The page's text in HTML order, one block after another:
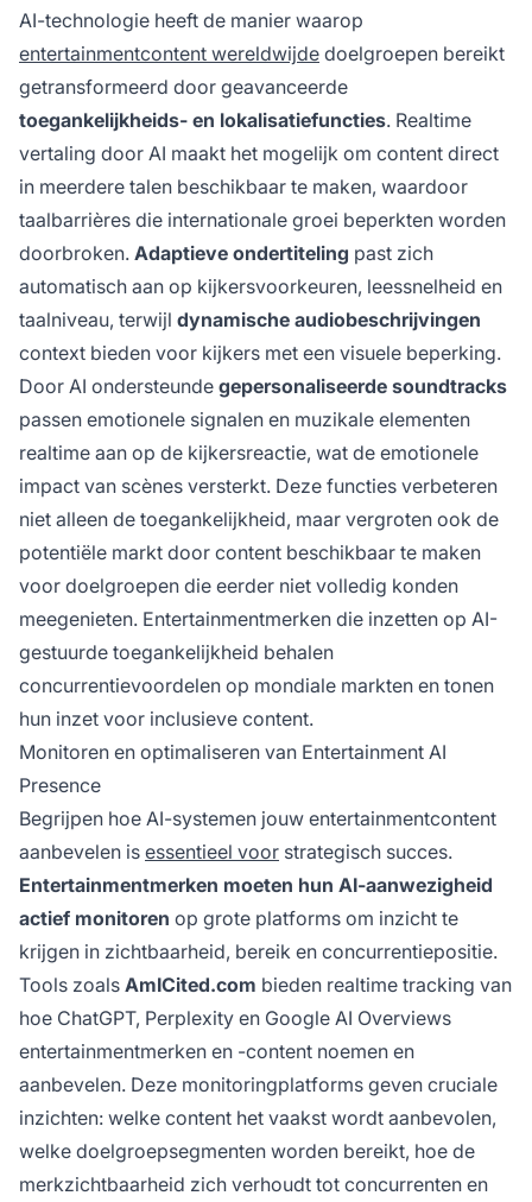
AI-technologie heeft de manier waarop
entertainmentcontent wereldwijde doelgroepen bereikt
getransformeerd door geavanceerde
toegankelijkheids- en lokalisatiefuncties. Realtime
vertaling door AI maakt het mogelijk om content direct
in meerdere talen beschikbaar te maken, waardoor
taalbarrières die internationale groei beperkten worden
doorbroken. Adaptieve ondertiteling past zich
automatisch aan op kijkersvoorkeuren, leessnelheid en
taalniveau, terwijl dynamische audiobeschrijvingen
context bieden voor kijkers met een visuele beperking.
Door AI ondersteunde gepersonaliseerde soundtracks
passen emotionele signalen en muzikale elementen
realtime aan op de kijkersreactie, wat de emotionele
impact van scènes versterkt. Deze functies verbeteren
niet alleen de toegankelijkheid, maar vergroten ook de
potentiële markt door content beschikbaar te maken
voor doelgroepen die eerder niet volledig konden
meegenieten. Entertainmentmerken die inzetten op AI-
gestuurde toegankelijkheid behalen
concurrentievoordelen op mondiale markten en tonen
hun inzet voor inclusieve content.
Monitoren en optimaliseren van Entertainment AI
Presence
Begrijpen hoe AI-systemen jouw entertainmentcontent
aanbevelen is essentieel voor strategisch succes.
Entertainmentmerken moeten hun AI-aanwezigheid
actief monitoren op grote platforms om inzicht te
krijgen in zichtbaarheid, bereik en concurrentiepositie.
Tools zoals AmICited.com bieden realtime tracking van
hoe ChatGPT, Perplexity en Google AI Overviews
entertainmentmerken en -content noemen en
aanbevelen. Deze monitoringplatforms geven cruciale
inzichten: welke content het vaakst wordt aanbevolen,
welke doelgroepsegmenten worden bereikt, hoe de
merkzichtbaarheid zich verhoudt tot concurrenten en